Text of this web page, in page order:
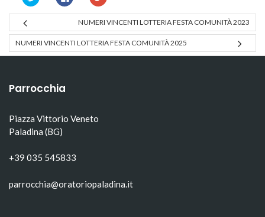
qui
per
condividere
su
Twitter
(Si
apre
in
per
condividere
Facebook
(Si
apre
in
una
qui
per
condividere
su
Google+
(Si
apre
in
NUMERI VINCENTI LOTTERIA FESTA COMUNITÀ 2023
NUMERI VINCENTI LOTTERIA FESTA COMUNITÀ 2025
Parrocchia
Piazza Vittorio Veneto
Paladina (BG)
+39 035 545833
parrocchia@oratoriopaladina.it